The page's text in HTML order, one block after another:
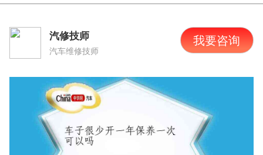
汽修技师
汽车维修技师
我要咨询